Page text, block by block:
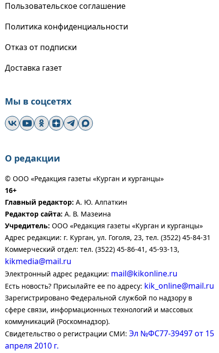
Пользовательское соглашение
Политика конфиденциальности
Отказ от подписки
Доставка газет
Мы в соцсетях
О редакции
© ООО «Редакция газеты «Курган и курганцы»
16+
Главный редактор: А. Ю. Алпаткин
Редактор сайта: А. В. Мазеина
Учредитель: ООО «Редакция газеты «Курган и курганцы»
Адрес редакции: г. Курган, ул. Гоголя, 23, тел. (3522) 45-84-31
Коммерческий отдел: тел. (3522) 45-86-41, 45-93-13,
kikmedia@mail.ru
Электронный адрес редакции: mail@kikonline.ru
Есть новость? Присылайте ее по адресу: kik_online@mail.ru
Зарегистрировано Федеральной службой по надзору в
сфере связи, информационных технологий и массовых
коммуникаций (Роскомнадзор).
Свидетельство о регистрации СМИ: Эл №ФС77-39497 от 15
апреля 2010 г.